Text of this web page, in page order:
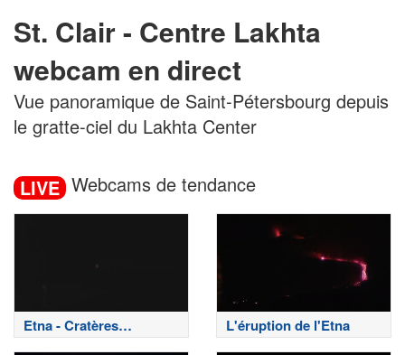
St. Clair - Centre Lakhta
webcam en direct
Vue panoramique de Saint-Pétersbourg depuis
le gratte-ciel du Lakhta Center
LIVE Webcams de tendance
Etna - Cratères
sommitaux
L'éruption de l'Etna